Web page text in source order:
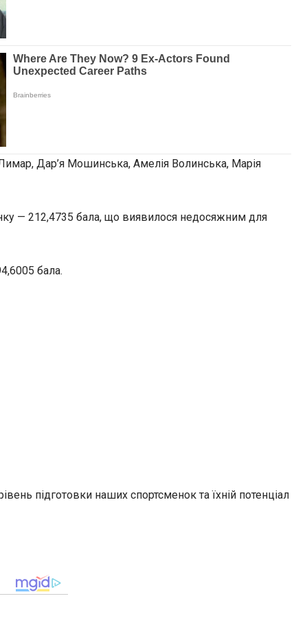
Дар’я Мошинська, Амелія Волинська, Марія
— 212,4735 бала, що виявилося недосяжним для
бала.
підготовки наших спортсменок та їхній потенціал